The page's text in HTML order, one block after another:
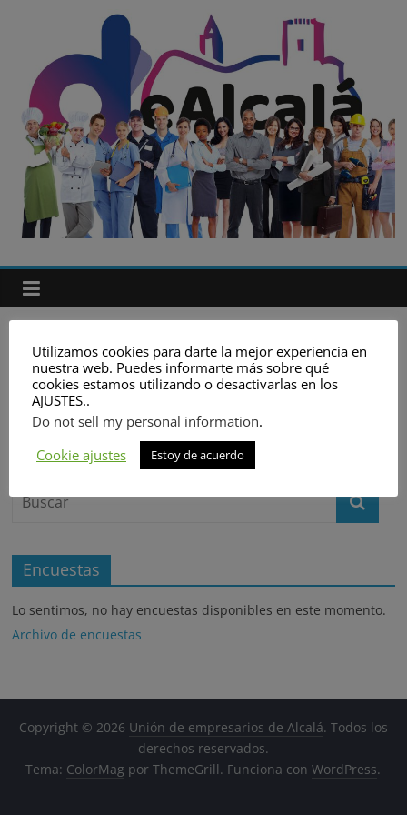
contenido
Unión
de
empresarios
de
Alcalá
Unión
empresarios
Parece que no encontramos lo que estás buscando.
Puede que una búsqueda te ayude.
Search
Encuestas
Lo sentimos, no hay encuestas disponibles en este momento.
Archivo de encuestas
Copyright © 2026 Unión de empresarios de Alcalá. Todos los
derechos reservados.
Tema: ColorMag por ThemeGrill. Funciona conWordPress.
Utilizamos cookies para darte la mejor experiencia en
nuestra web. Puedes informarte más sobre qué
cookies estamos utilizando o desactivarlas en los
AJUSTES..
Do not sell my personal information.
Cookie ajustes
Estoy de acuerdo